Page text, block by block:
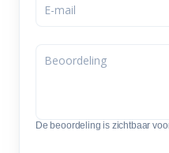
De beoordeling is zichtbaar